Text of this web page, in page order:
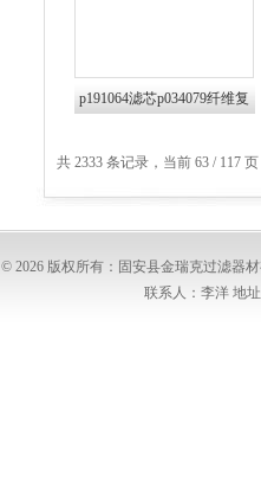
p191064滤芯p034079纤维复
共 2333 条记录，当前 63 / 117
© 2026 版权所有：固安县金瑞克过滤器
联系人：李洋 地